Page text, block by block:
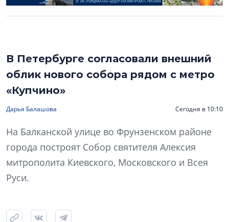
В Петербурге согласовали внешний
облик нового собора рядом с метро
«Купчино»
Дарья Балашова Сегодня в 10:10
На Балканской улице во Фрунзенском районе
города построят Собор святителя Алексия
митрополита Киевского, Московского и Всея
Руси.